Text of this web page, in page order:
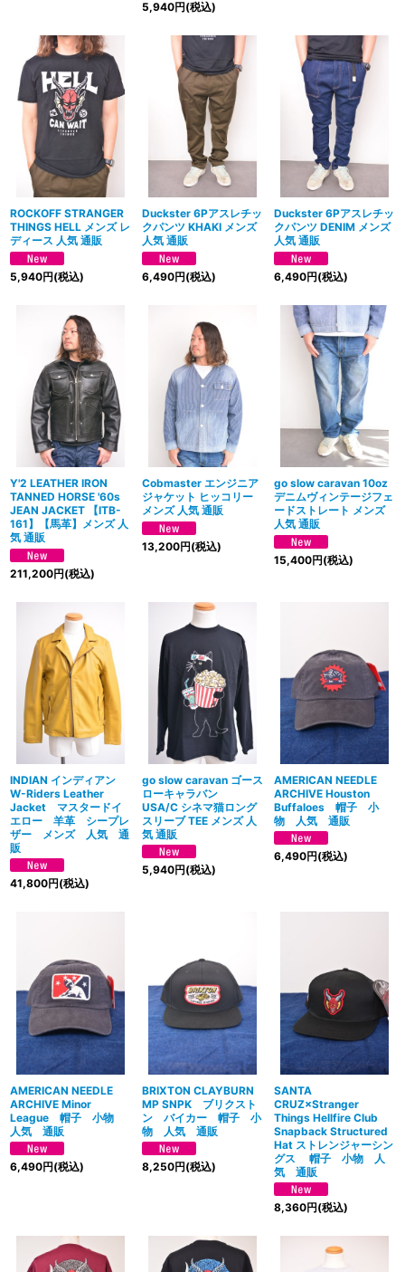
5,940円(税込)
ROCKOFF STRANGER
THINGS HELL メンズ レ
ディース 人気 通販
5,940円(税込)
Duckster 6Pアスレチッ
クパンツ KHAKI メンズ
人気 通販
6,490円(税込)
Duckster 6Pアスレチッ
クパンツ DENIM メンズ
人気 通販
6,490円(税込)
Y'2 LEATHER IRON
TANNED HORSE '60s
JEAN JACKET 【ITB-
161】【馬革】メンズ 人
気 通販
211,200円(税込)
Cobmaster エンジニア
ジャケット ヒッコリー
メンズ 人気 通販
13,200円(税込)
go slow caravan 10oz
デニムヴィンテージフェ
ードストレート メンズ
人気 通販
15,400円(税込)
INDIAN インディアン
W-Riders Leather
Jacket マスタードイ
エロー 羊革 シープレ
ザー メンズ 人気 通
販
41,800円(税込)
go slow caravan ゴース
ローキャラバン
USA/C シネマ猫ロング
スリーブ TEE メンズ 人
気 通販
5,940円(税込)
AMERICAN NEEDLE
ARCHIVE Houston
Buffaloes 帽子 小
物 人気 通販
6,490円(税込)
AMERICAN NEEDLE
ARCHIVE Minor
League 帽子 小物
人気 通販
6,490円(税込)
BRIXTON CLAYBURN
MP SNPK ブリクスト
ン バイカー 帽子 小
物 人気 通販
8,250円(税込)
SANTA
CRUZ×Stranger
Things Hellfire Club
Snapback Structured
Hat ストレンジャーシン
グス 帽子 小物 人
気 通販
8,360円(税込)